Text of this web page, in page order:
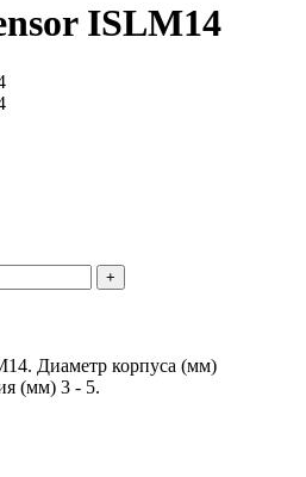
ISLM14
+
Диаметр корпуса (мм)
(мм) 3 - 5.